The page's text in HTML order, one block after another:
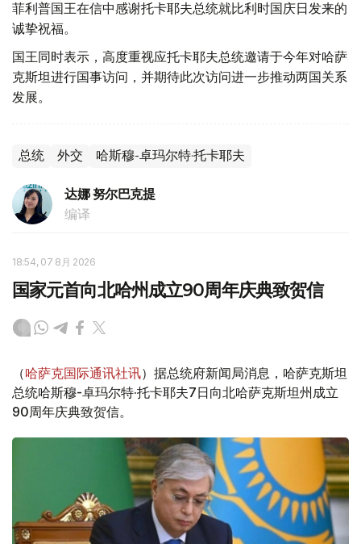
菲利普国王在信中感谢托卡耶夫总统就比利时国庆日发来的
诚挚祝福。
国王同时表示，高度重视应托卡耶夫总统邀请于今年对哈萨
克斯坦进行国事访问，并期待此次访问进一步推动两国关系
发展。
总统 外交 哈斯穆-卓玛尔特·托卡耶夫
达娜 努尔巴克提
编译
18:54, 07 8月 2026
国家元首向北哈州成立90周年庆典致贺信
（哈萨克国际通讯社讯）据总统府新闻局消息，哈萨克斯坦
总统哈斯穆-卓玛尔特·托卡耶夫7日向北哈萨克斯坦州成立
90周年庆典致贺信。